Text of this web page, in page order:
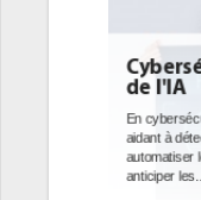
Des
ce que
avec la